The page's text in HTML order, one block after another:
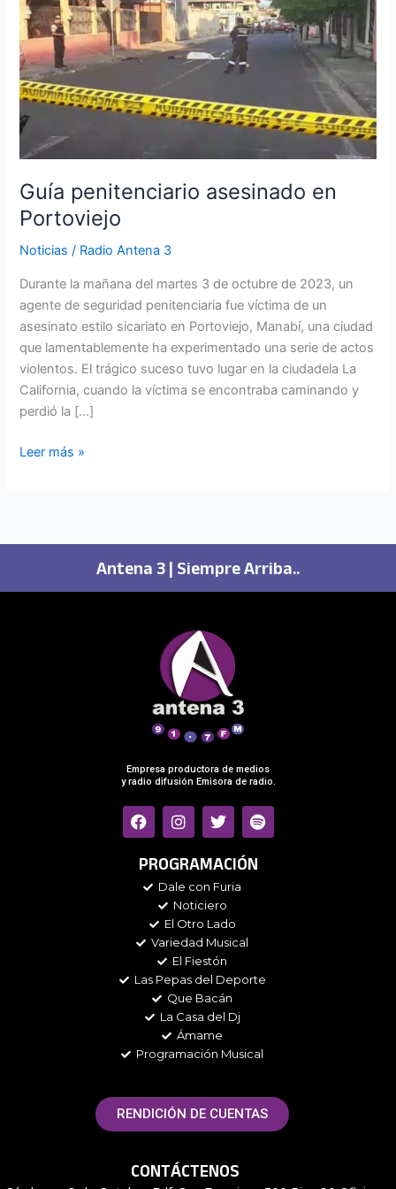
Guía penitenciario asesinado en
Portoviejo
Noticias / Radio Antena 3
Durante la mañana del martes 3 de octubre de 2023, un
agente de seguridad penitenciaria fue víctima de un
asesinato estilo sicariato en Portoviejo, Manabí, una ciudad
que lamentablemente ha experimentado una serie de actos
violentos. El trágico suceso tuvo lugar en la ciudadela La
California, cuando la víctima se encontraba caminando y
perdió la […]
asesinado
en
Portoviejo
Leer más »
Antena 3 | Siempre Arriba..
Empresa productora de medios
y radio difusión Emisora de radio.
F
a
e
o
I
n
t
g
r
a
m
T
w
t
e
r
S
p
t
PROGRAMACIÓN
Dale con Furia
Noticiero
El Otro Lado
Variedad Musical
El Fiestón
Las Pepas del Deporte
Que Bacán
La Casa del Dj
Ámame
Programación Musical
RENDICIÓN DE CUENTAS
CONTÁCTENOS